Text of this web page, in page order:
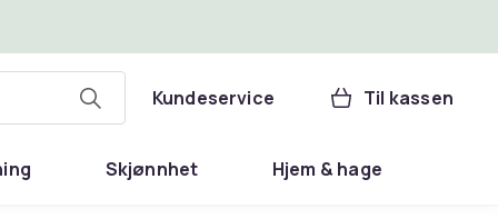
Kundeservice Til kassen
Skjønnhet Hjem & hage